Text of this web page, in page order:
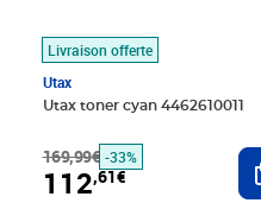
au panier
Livraison offerte
Utax
Utax toner cyan 4462610011
169,99€ -33%
112,61€